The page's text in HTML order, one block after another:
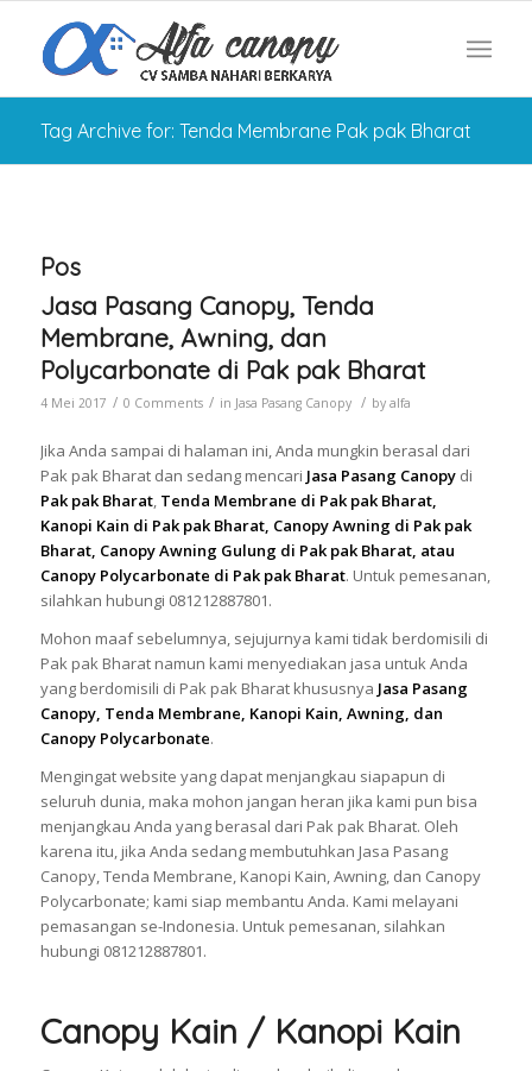
Tag Archive for: Tenda Membrane Pak pak Bharat
Pos
Jasa Pasang Canopy, Tenda
Membrane, Awning, dan
Polycarbonate di Pak pak Bharat
4 Mei 2017 / 0 Comments / in Jasa Pasang Canopy / by alfa
Jika Anda sampai di halaman ini, Anda mungkin berasal dari
Pak pak Bharat dan sedang mencari Jasa Pasang Canopy di
Pak pak Bharat, Tenda Membrane di Pak pak Bharat,
Kanopi Kain di Pak pak Bharat, Canopy Awning di Pak pak
Bharat, Canopy Awning Gulung di Pak pak Bharat, atau
Canopy Polycarbonate di Pak pak Bharat. Untuk pemesanan,
silahkan hubungi 081212887801.
Mohon maaf sebelumnya, sejujurnya kami tidak berdomisili di
Pak pak Bharat namun kami menyediakan jasa untuk Anda
yang berdomisili di Pak pak Bharat khususnya Jasa Pasang
Canopy, Tenda Membrane, Kanopi Kain, Awning, dan
Canopy Polycarbonate.
Mengingat website yang dapat menjangkau siapapun di
seluruh dunia, maka mohon jangan heran jika kami pun bisa
menjangkau Anda yang berasal dari Pak pak Bharat. Oleh
karena itu, jika Anda sedang membutuhkan Jasa Pasang
Canopy, Tenda Membrane, Kanopi Kain, Awning, dan Canopy
Polycarbonate; kami siap membantu Anda. Kami melayani
pemasangan se-Indonesia. Untuk pemesanan, silahkan
hubungi 081212887801.
Canopy Kain / Kanopi Kain